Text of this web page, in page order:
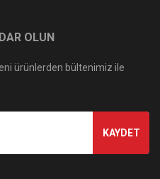
OLUN
ürünlerden bültenimiz ile
KAYDET